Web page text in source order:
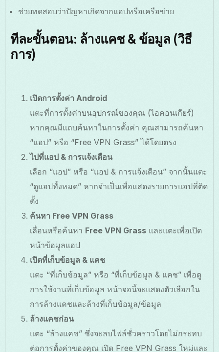
ช่วยทดสอบว่าปัญหาเกิดจากแอปหรือเครือข่าย
ทีละขั้นตอน: ล้างแคช & ข้อมูล (วิธี
การ)
เปิดการตั้งค่า Android
แตะที่การตั้งค่าบนอุปกรณ์ของคุณ (ไอคอนเกียร์)
หากคุณมีแถบค้นหาในการตั้งค่า คุณสามารถค้นหา
“แอป” หรือ “Free VPN Grass” ได้โดยตรง
ไปที่แอป & การแจ้งเตือน
เลือก “แอป” หรือ “แอป & การแจ้งเตือน” จากนั้นแตะ
“ดูแอปทั้งหมด” หากจำเป็นเพื่อแสดงรายการแอปที่ติด
ตั้ง
ค้นหา Free VPN Grass
เลื่อนหรือค้นหา Free VPN Grass และแตะเพื่อเปิด
หน้าข้อมูลแอป
เปิดที่เก็บข้อมูล & แคช
แตะ “ที่เก็บข้อมูล” หรือ “ที่เก็บข้อมูล & แคช” เพื่อดู
การใช้งานที่เก็บข้อมูล หน้าจอนี้จะแสดงตัวเลือกใน
การล้างแคชและล้างที่เก็บข้อมูล/ข้อมูล
ล้างแคชก่อน
แตะ “ล้างแคช” ซึ่งจะลบไฟล์ชั่วคราวโดยไม่กระทบ
ต่อการตั้งค่าของคุณ เปิด Free VPN Grass ใหม่และ